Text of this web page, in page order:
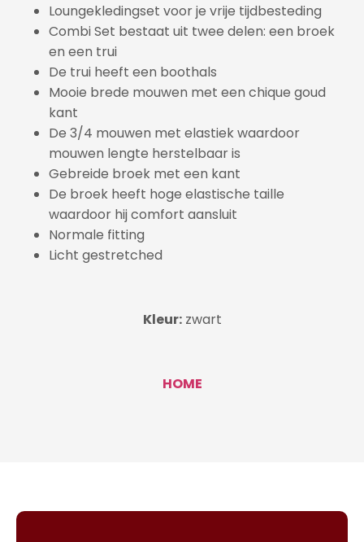
Loungekledingset voor je vrije tijdbesteding
Combi Set bestaat uit twee delen: een broek
en een trui
De trui heeft een boothals
Mooie brede mouwen met een chique goud
kant
De 3/4 mouwen met elastiek waardoor
mouwen lengte herstelbaar is
Gebreide broek met een kant
De broek heeft hoge elastische taille
waardoor hij comfort aansluit
Normale fitting
Licht gestretched
Kleur:zwart
HOME